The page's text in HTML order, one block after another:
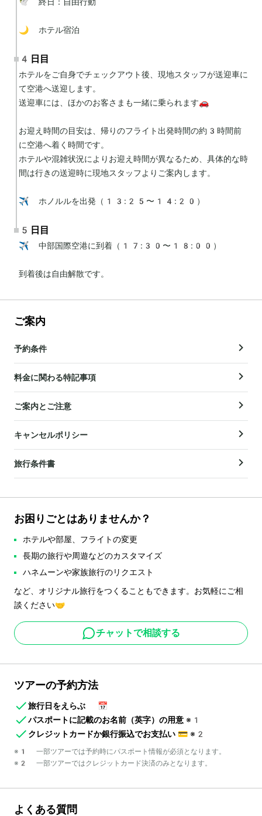
🌙 ホテル宿泊
4日目
ホテルをご自身でチェックアウト後、現地スタッフが送迎車に
て空港へ送迎します。
送迎車には、ほかのお客さまも一緒に乗られます🚗
お迎え時間の目安は、帰りのフライト出発時間の約3時間前
に空港へ着く時間です。
ホテルや混雑状況によりお迎え時間が異なるため、具体的な時
間は行きの送迎時に現地スタッフよりご案内します。
✈️ ホノルルを出発（13:25〜14:20）
5日目
✈️ 中部国際空港に到着（17:30〜18:00）
到着後は自由解散です。
ご案内
予約条件
料金に関わる特記事項
ご案内とご注意
キャンセルポリシー
旅行条件書
お困りごとはありませんか？
ホテルや部屋、フライトの変更
長期の旅行や周遊などのカスタマイズ
ハネムーンや家族旅行のリクエスト
など、オリジナル旅行をつくることもできます。お気軽にご相
談ください🤝
チャットで相談する
ツアーの予約方法
旅行日をえらぶ
📅
パスポートに記載のお名前（英字）の用意 ※1
クレジットカードか銀行振込でお支払い 💳 ※2
※1 一部ツアーでは予約時にパスポート情報が必須となります。
※2 一部ツアーではクレジットカード決済のみとなります。
よくある質問